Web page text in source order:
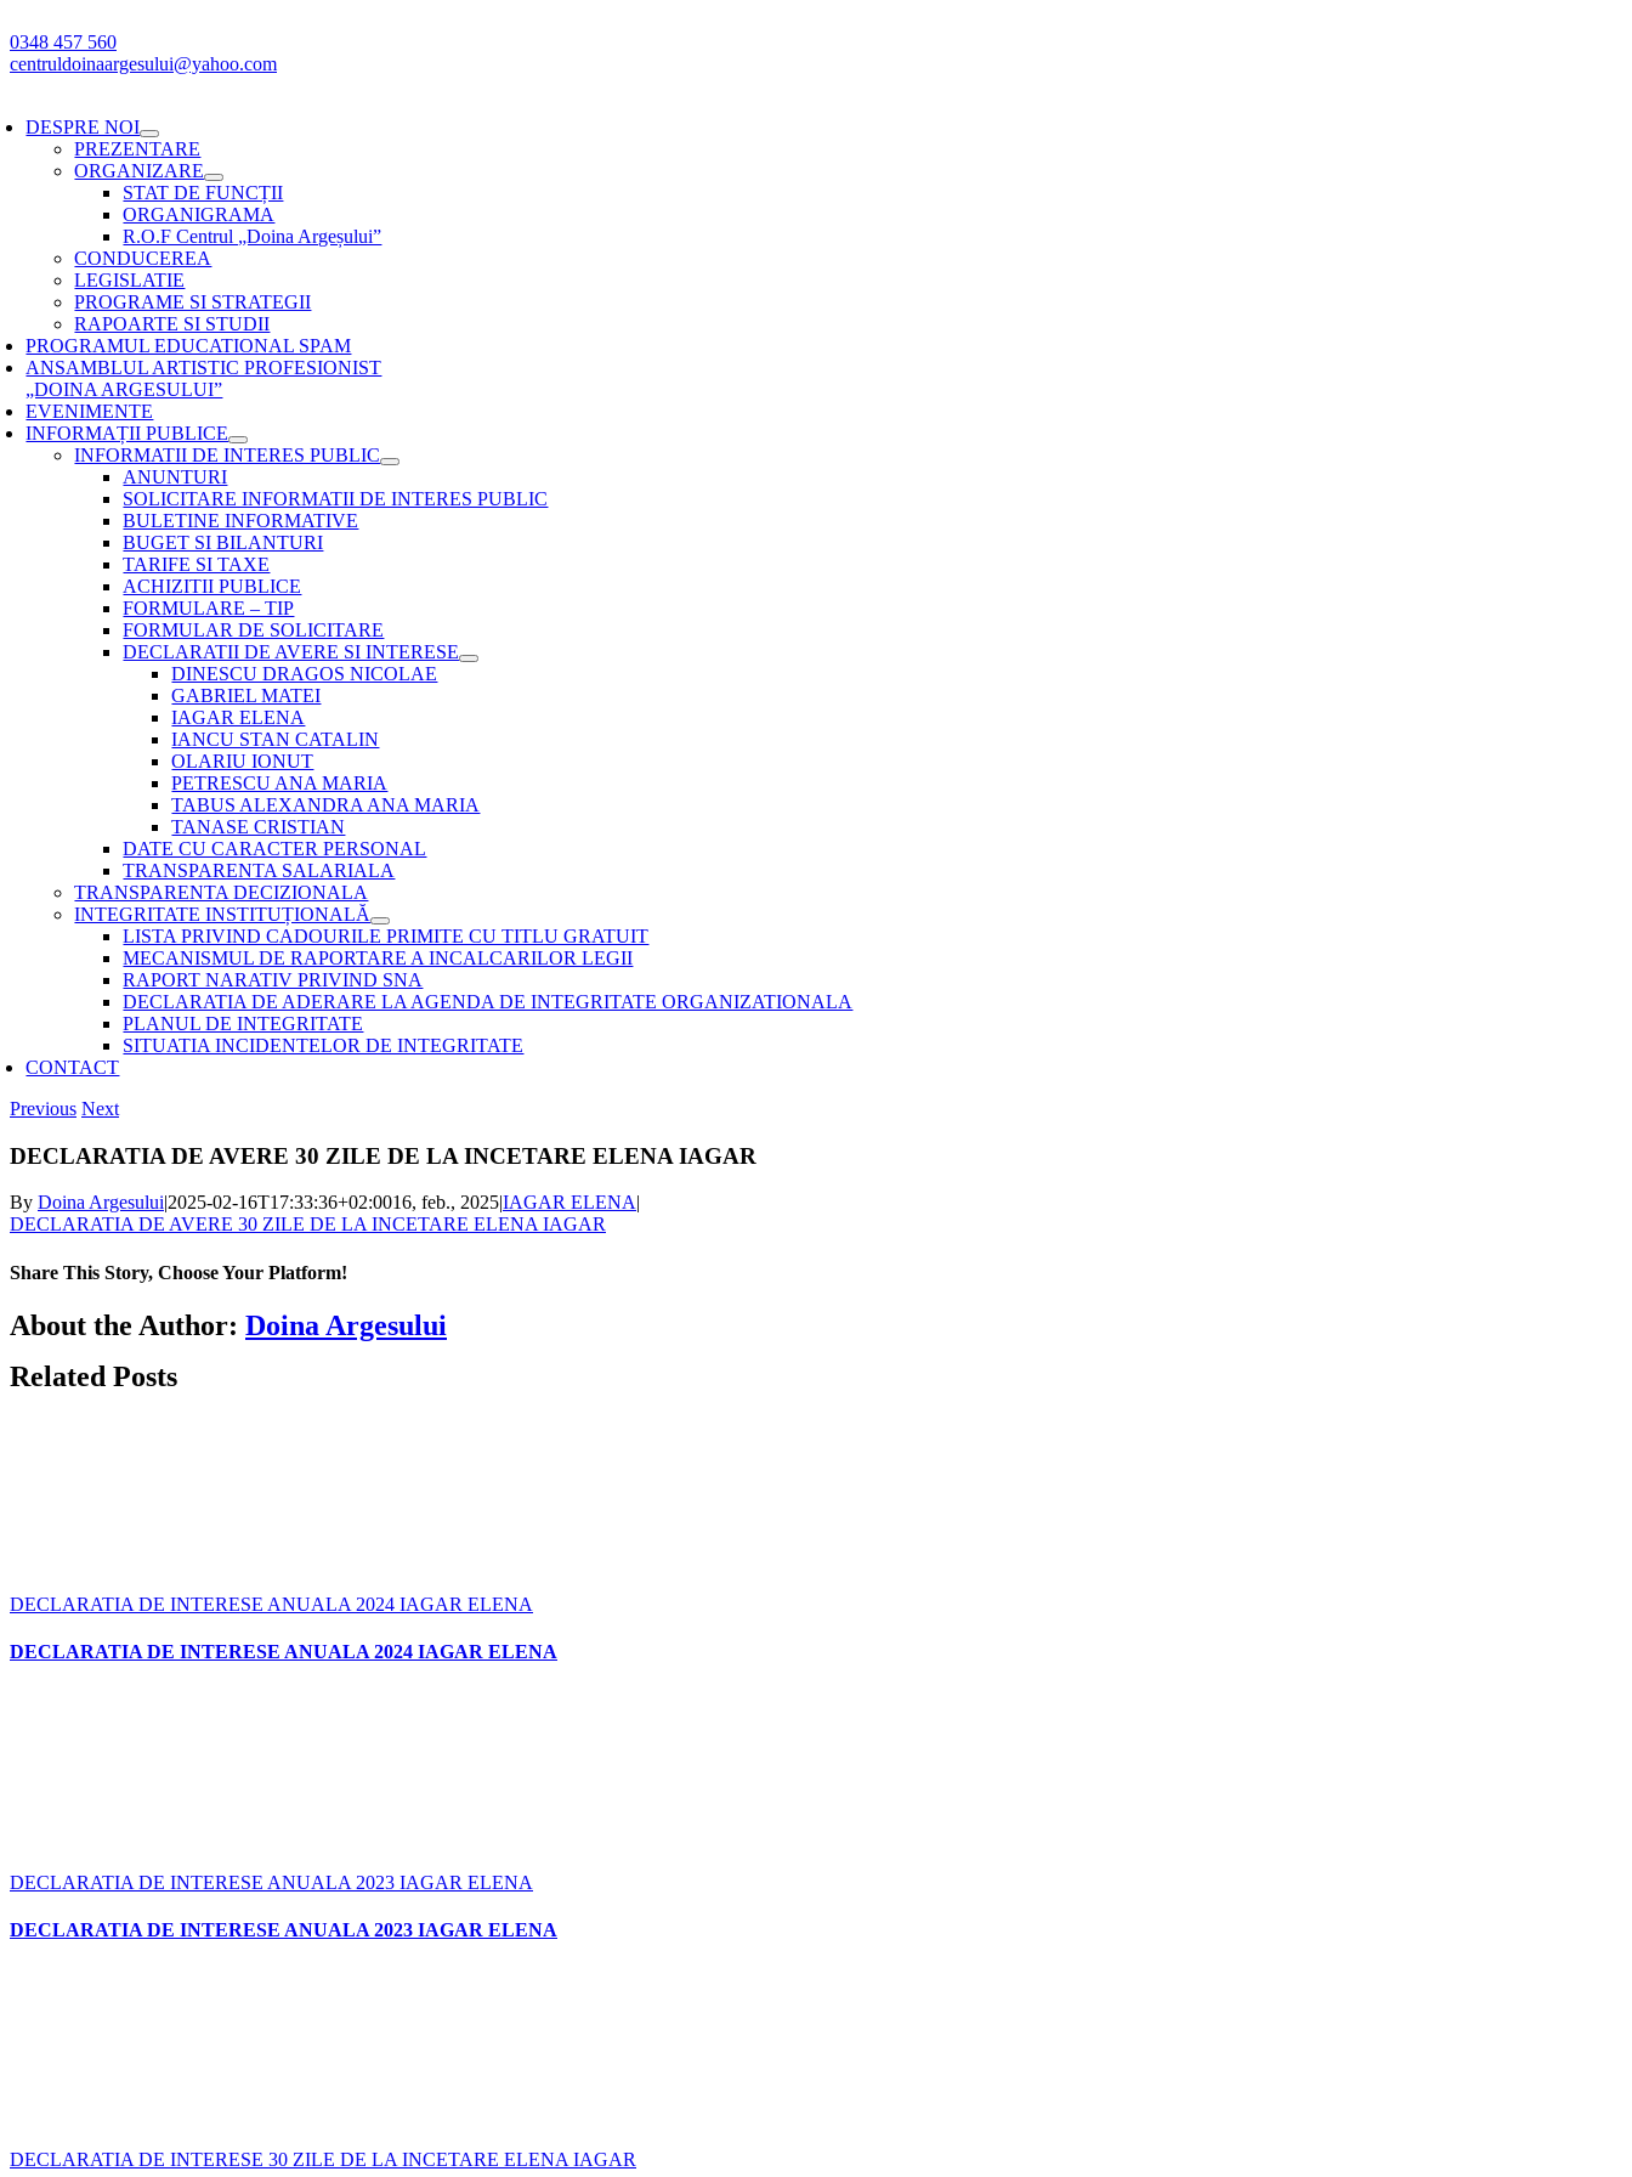
to
content
0348 457 560
centruldoinaargesului@yahoo.com
DESPRE NOI
PREZENTARE
ORGANIZARE
STAT DE FUNCȚII
ORGANIGRAMA
R.O.F Centrul „Doina Argeșului”
CONDUCEREA
LEGISLATIE
PROGRAME SI STRATEGII
RAPOARTE SI STUDII
PROGRAMUL EDUCATIONAL SPAM
ANSAMBLUL ARTISTIC PROFESIONIST
„DOINA ARGESULUI”
EVENIMENTE
INFORMAȚII PUBLICE
INFORMATII DE INTERES PUBLIC
ANUNTURI
SOLICITARE INFORMATII DE INTERES PUBLIC
BULETINE INFORMATIVE
BUGET SI BILANTURI
TARIFE SI TAXE
ACHIZITII PUBLICE
FORMULARE – TIP
FORMULAR DE SOLICITARE
DECLARATII DE AVERE SI INTERESE
DINESCU DRAGOS NICOLAE
GABRIEL MATEI
IAGAR ELENA
IANCU STAN CATALIN
OLARIU IONUT
PETRESCU ANA MARIA
TABUS ALEXANDRA ANA MARIA
TANASE CRISTIAN
DATE CU CARACTER PERSONAL
TRANSPARENTA SALARIALA
TRANSPARENTA DECIZIONALA
INTEGRITATE INSTITUȚIONALĂ
LISTA PRIVIND CADOURILE PRIMITE CU TITLU GRATUIT
MECANISMUL DE RAPORTARE A INCALCARILOR LEGII
RAPORT NARATIV PRIVIND SNA
DECLARATIA DE ADERARE LA AGENDA DE INTEGRITATE ORGANIZATIONALA
PLANUL DE INTEGRITATE
SITUATIA INCIDENTELOR DE INTEGRITATE
CONTACT
Previous Next
DECLARATIA DE AVERE 30 ZILE DE LA INCETARE ELENA IAGAR
By Doina Argesului|2025-02-16T17:33:36+02:0016, feb., 2025|IAGAR ELENA|
DECLARATIA DE AVERE 30 ZILE DE LA INCETARE ELENA IAGAR
Share This Story, Choose Your Platform!
Facebook
X
Bluesky
Reddit
LinkedIn
WhatsApp
Telegram
Tumblr
Xing
Email
Copy
Link
About the Author: Doina Argesului
Related Posts
DECLARATIA DE INTERESE ANUALA 2024 IAGAR ELENA
DECLARATIA DE INTERESE ANUALA 2024 IAGAR ELENA
DECLARATIA DE INTERESE ANUALA 2023 IAGAR ELENA
DECLARATIA DE INTERESE ANUALA 2023 IAGAR ELENA
DECLARATIA DE INTERESE 30 ZILE DE LA INCETARE ELENA IAGAR